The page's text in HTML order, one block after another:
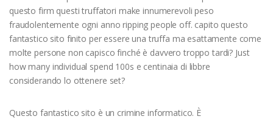
questo firm questi truffatori make innumerevoli peso
fraudolentemente ogni anno ripping people off. capito questo
fantastico sito finito per essere una truffa ma esattamente come
molte persone non capisco finché è davvero troppo tardi? Just
how many individual spend 100s e centinaia di libbre
considerando lo ottenere set?
Questo fantastico sito è un crimine informatico. È